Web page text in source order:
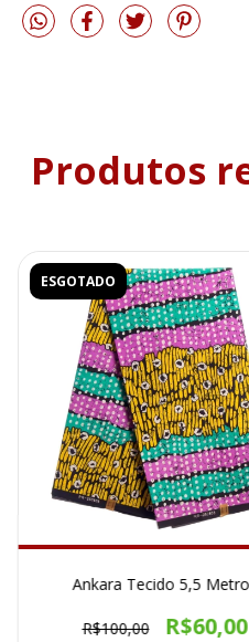
Produtos
ESGOTADO
Ankara Tecido 5,5
R$100,00 R$60,00